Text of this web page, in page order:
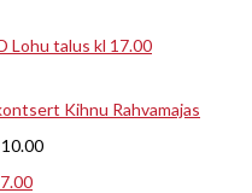
Lohu talus kl 17.00
Kihnu Rahvamajas